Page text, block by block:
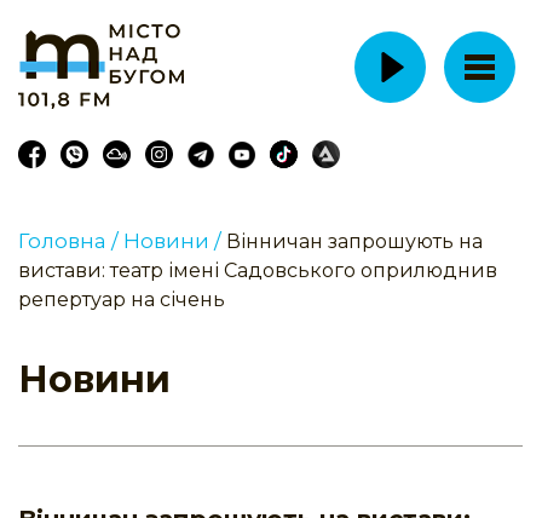
Головна / Новини / Вінничан запрошують на
вистави: театр імені Садовського оприлюднив
репертуар на січень
Новини